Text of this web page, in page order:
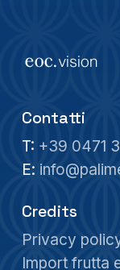
Contatti
T: +39 0471
E:
Credits
Privacy
Import frutta